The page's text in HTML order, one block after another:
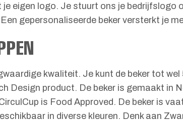
eigen logo. Je stuurt ons je
gepersonaliseerde beker versterkt je
kwaliteit. Je kunt de beker tot
Design product. De beker is gemaakt in
is Food Approved. De beker is
in diverse kleuren. Denk aan